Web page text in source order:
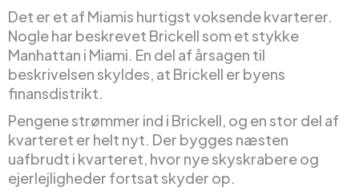
Det er et af Miamis hurtigst voksende kvarterer.
Nogle har beskrevet Brickell som et stykke
Manhattan i Miami. En del af årsagen til
beskrivelsen skyldes, at Brickell er byens
finansdistrikt.
Pengene strømmer ind i Brickell, og en stor del af
kvarteret er helt nyt. Der bygges næsten
uafbrudt i kvarteret, hvor nye skyskrabere og
ejerlejligheder fortsat skyder op.